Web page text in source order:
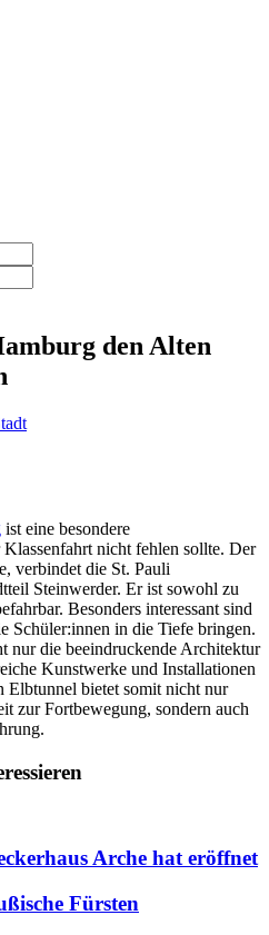
den Alten
ist eine besondere
nicht fehlen sollte. Der
verbindet die St. Pauli
Steinwerder. Er ist sowohl zu
Besonders interessant sind
Schüler:innen in die Tiefe bringen.
nur die beeindruckende Architektur
Kunstwerke und Installationen
Elbtunnel bietet somit nicht nur
zur Fortbewegung, sondern auch
Arche hat eröffnet
Fürsten